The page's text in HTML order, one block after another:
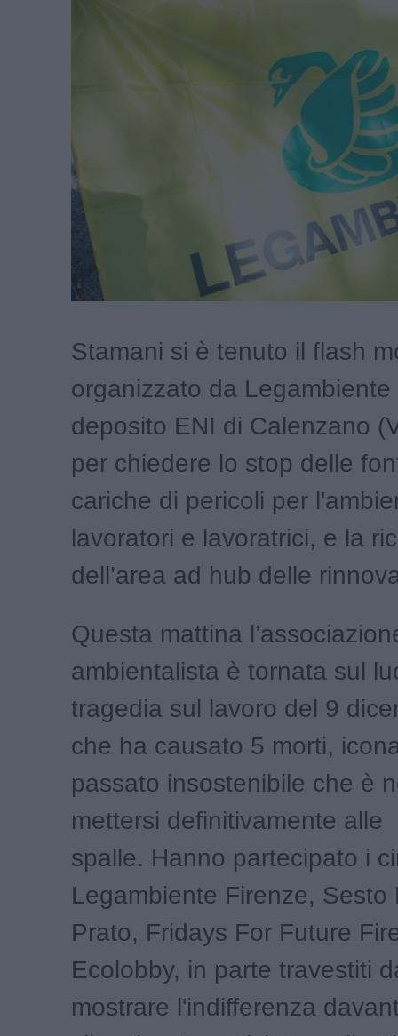
Stamani si è tenuto il flash
organizzato da
deposito ENI di Calenzano
per chiedere lo stop delle
cariche di pericoli per
lavoratori e lavoratrici, e la
dell’area ad hub delle
Questa mattina
ambientalista è tornata sul
tragedia sul lavoro del 9
che ha causato 5 morti,
passato insostenibile che è
mettersi definitivamente alle
spalle. Hanno partecipato i
Legambiente Firenze, Sesto
Prato, Fridays For Future
Ecolobby, in parte travestiti
mostrare l'indifferenza